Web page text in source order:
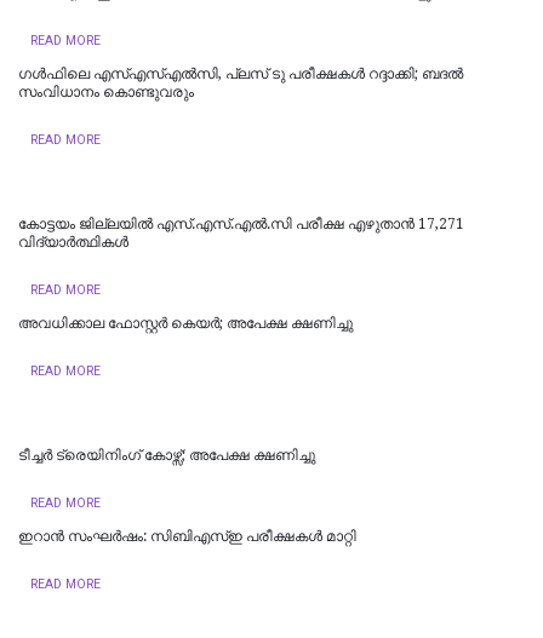
READ MORE
ഗൾഫിലെ എസ്എസ്എൽസി, പ്ലസ് ടു പരീക്ഷകൾ റദ്ദാക്കി; ബദൽ
സംവിധാനം കൊണ്ടുവരും
READ MORE
കോട്ടയം ജില്ലയില്‍ എസ്.എസ്.എല്‍.സി പരീക്ഷ എഴുതാന്‍ 17,271
വിദ്യാര്‍ത്ഥികള്‍
READ MORE
അവധിക്കാല ഫോസ്റ്റര്‍ കെയര്‍; അപേക്ഷ ക്ഷണിച്ചു
READ MORE
ടീച്ചര്‍ ട്രെയിനിംഗ് കോഴ്സ്; അപേക്ഷ ക്ഷണിച്ചു
READ MORE
ഇറാൻ സംഘർഷം: സിബിഎസ്ഇ പരീക്ഷകൾ മാറ്റി
READ MORE